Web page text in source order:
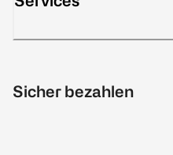
Sicher bezahlen